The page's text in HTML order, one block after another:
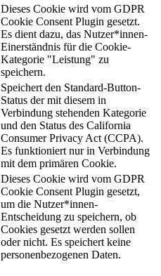
Dieses Cookie wird vom GDPR
Cookie Consent Plugin gesetzt.
Es dient dazu, das Nutzer*innen-
Einerständnis für die Cookie-
Kategorie "Leistung" zu
speichern.
Speichert den Standard-Button-
Status der mit diesem in
Verbindung stehenden Kategorie
und den Status des California
Consumer Privacy Act (CCPA).
Es funktioniert nur in Verbindung
mit dem primären Cookie.
Dieses Cookie wird vom GDPR
Cookie Consent Plugin gesetzt,
um die Nutzer*innen-
Entscheidung zu speichern, ob
Cookies gesetzt werden sollen
oder nicht. Es speichert keine
personenbezogenen Daten.